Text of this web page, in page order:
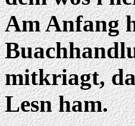
Am Anfang
mitkriagt,
Lesn ham.